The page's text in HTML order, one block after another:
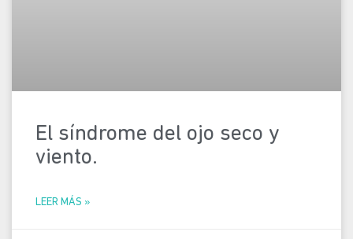
El síndrome del ojo seco y
viento.
LEER MÁS »